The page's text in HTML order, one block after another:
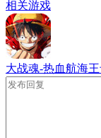
相关游戏
大战魂-热血航海